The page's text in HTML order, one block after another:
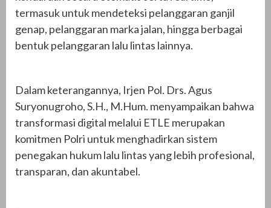
termasuk untuk mendeteksi pelanggaran ganjil
genap, pelanggaran marka jalan, hingga berbagai
bentuk pelanggaran lalu lintas lainnya.
Dalam keterangannya, Irjen Pol. Drs. Agus
Suryonugroho, S.H., M.Hum. menyampaikan bahwa
transformasi digital melalui ETLE merupakan
komitmen Polri untuk menghadirkan sistem
penegakan hukum lalu lintas yang lebih profesional,
transparan, dan akuntabel.